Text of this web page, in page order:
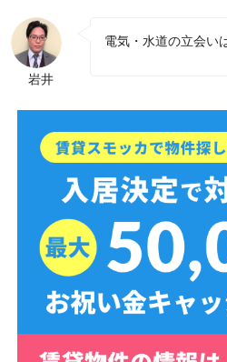
岩井
電気・水道の立会い